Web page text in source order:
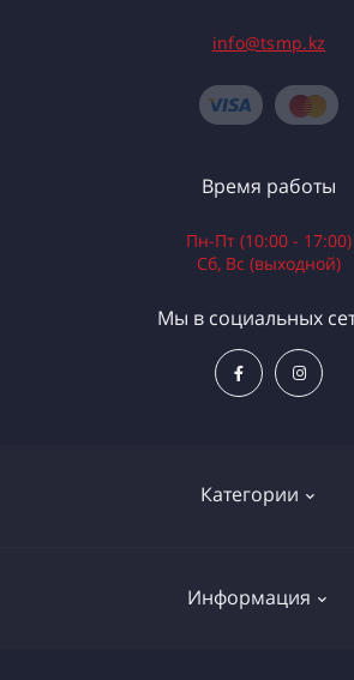
info@tsmp.kz
Категории
Электроинструменты
Информация
Время работы
Пн-Пт (10:00 - 17:00)
Сб, Вс (выходной)
Мы в социальных